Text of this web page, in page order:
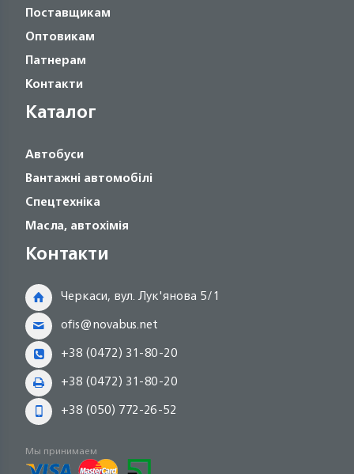
Поставщикам
Оптовикам
Патнерам
Контакти
Каталог
Автобуси
Вантажні автомобілі
Спецтехніка
Масла, автохімія
Контакти
Черкаси, вул. Лук'янова 5/1
ofis@novabus.net
+38 (0472) 31-80-20
+38 (0472) 31-80-20
+38 (050) 772-26-52
Мы принимаем